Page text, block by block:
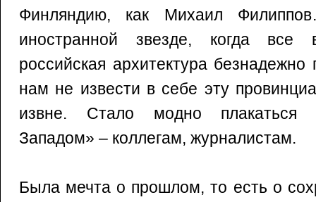
Финляндию, как Михаил
иностранной звезде, когда все
российская архитектура
нам не извести в себе эту
извне. Стало модно плакаться
Западом» – коллегам, журналистам.
Была мечта о прошлом, то есть о